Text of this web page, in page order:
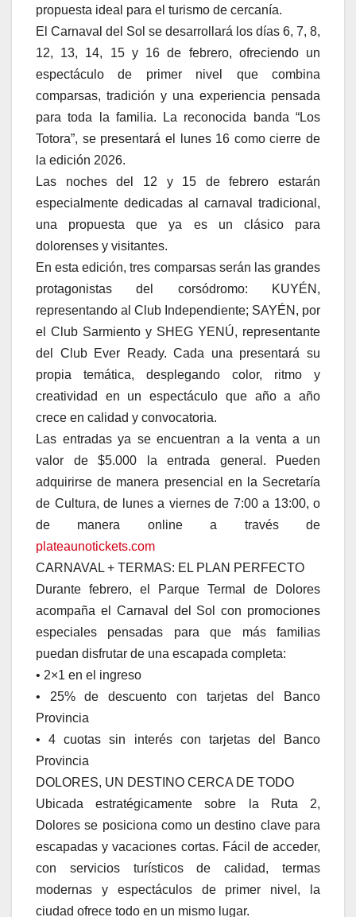
propuesta ideal para el turismo de cercanía.
El Carnaval del Sol se desarrollará los días 6, 7, 8,
12, 13, 14, 15 y 16 de febrero, ofreciendo un
espectáculo de primer nivel que combina
comparsas, tradición y una experiencia pensada
para toda la familia. La reconocida banda “Los
Totora”, se presentará el lunes 16 como cierre de
la edición 2026.
Las noches del 12 y 15 de febrero estarán
especialmente dedicadas al carnaval tradicional,
una propuesta que ya es un clásico para
dolorenses y visitantes.
En esta edición, tres comparsas serán las grandes
protagonistas del corsódromo: KUYÉN,
representando al Club Independiente; SAYÉN, por
el Club Sarmiento y SHEG YENÚ, representante
del Club Ever Ready. Cada una presentará su
propia temática, desplegando color, ritmo y
creatividad en un espectáculo que año a año
crece en calidad y convocatoria.
Las entradas ya se encuentran a la venta a un
valor de $5.000 la entrada general. Pueden
adquirirse de manera presencial en la Secretaría
de Cultura, de lunes a viernes de 7:00 a 13:00, o
de manera online a través de
plateaunotickets.com
CARNAVAL + TERMAS: EL PLAN PERFECTO
Durante febrero, el Parque Termal de Dolores
acompaña el Carnaval del Sol con promociones
especiales pensadas para que más familias
puedan disfrutar de una escapada completa:
• 2×1 en el ingreso
• 25% de descuento con tarjetas del Banco
Provincia
• 4 cuotas sin interés con tarjetas del Banco
Provincia
DOLORES, UN DESTINO CERCA DE TODO
Ubicada estratégicamente sobre la Ruta 2,
Dolores se posiciona como un destino clave para
escapadas y vacaciones cortas. Fácil de acceder,
con servicios turísticos de calidad, termas
modernas y espectáculos de primer nivel, la
ciudad ofrece todo en un mismo lugar.